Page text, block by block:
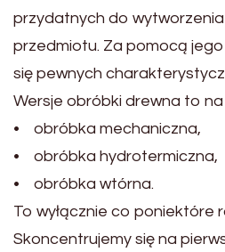
przydatnych do
przedmiotu. Za pomocą
się pewnych
Wersje obróbki drewna to na
• obróbka mechaniczna,
• obróbka hydrotermiczna,
• obróbka wtórna.
To wyłącznie co poniektóre
Skoncentrujemy się na